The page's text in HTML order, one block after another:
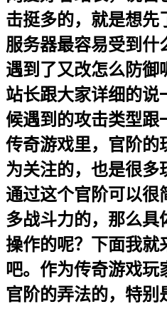
击挺多的，就是想先
服务器最容易受到什
遇到了又改怎么防御
站长跟大家详细的说
候遇到的攻击类型
传奇游戏里，官阶的
为关注的，也是很多
通过这个官阶可以很
多战斗力的，那么具
操作的呢？下面我就
吧。作为传奇游戏玩
官阶的弄法的，特别